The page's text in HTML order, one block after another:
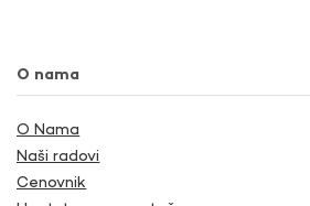
O nama
O Nama
Naši radovi
Cenovnik